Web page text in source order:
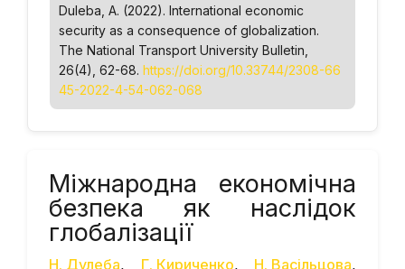
Duleba, А. (2022). International economic
security as a consequence of globalization.
The National Transport University Bulletin
26(4), 62-68. https://doi.org/10.33744/2308-66
45-2022-4-54-062-068
Міжнародна економічна
безпека як наслідок
глобалізації
Н. Дулеба, Г. Кириченко, Н. Васільцова,